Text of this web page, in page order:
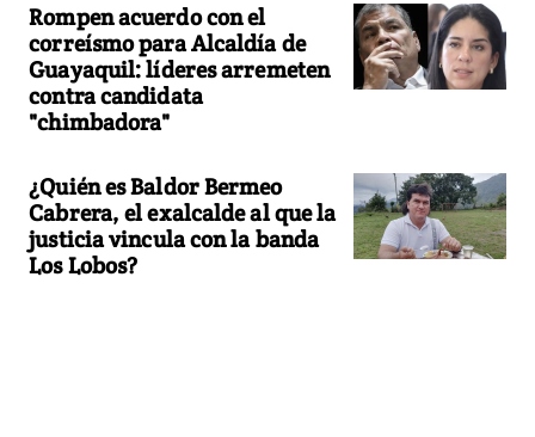
Rompen acuerdo con el
correísmo para Alcaldía de
Guayaquil: líderes arremeten
contra candidata
"chimbadora"
¿Quién es Baldor Bermeo
Cabrera, el exalcalde al que la
justicia vincula con la banda
Los Lobos?